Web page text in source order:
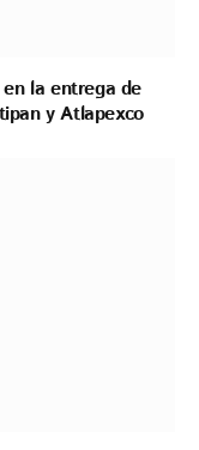
la entrega de
y Atlapexco